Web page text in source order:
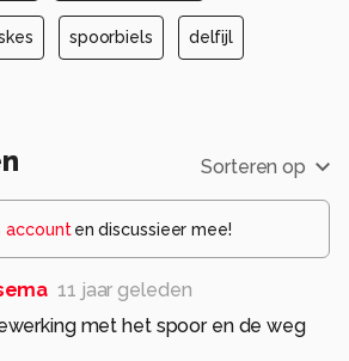
spoorbiels delfijl
Sorteren op
account en discussieer mee!
11 jaar geleden
met het spoor en de weg